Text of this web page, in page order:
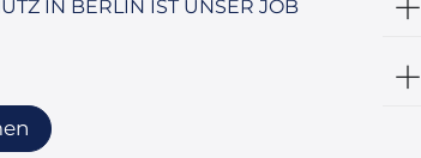
IN BERLIN IST UNSER JOB